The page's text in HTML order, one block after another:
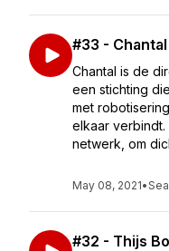
#33 -
Chantal is de
een stichting
met
elkaar
netwerk, om
May 08, 2021•
#32 - Thijs